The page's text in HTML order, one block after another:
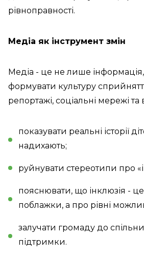
рівноправності.
Медіа як інструмент змін
Медіа - це не лише інформація,
формувати культуру
репортажі, соціальні мережі
показувати реальні історії
надихають;
руйнувати стереотипи про
пояснювати, що інклюзія -
поблажки, а про рівні
залучати громаду до спільних
підтримки.